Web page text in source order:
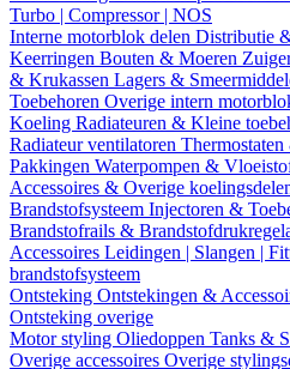
Turbo | Compressor | NOS
Interne motorblok delen Distributie
Keerringen Bouten & Moeren
& Krukassen Lagers &
Toebehoren Overige intern
Koeling Radiateuren & Kleine
Radiateur ventilatoren
Pakkingen Waterpompen &
Accessoires & Overige
Brandstofsysteem Injectoren &
Brandstofrails &
Accessoires Leidingen | Slangen |
brandstofsysteem
Ontsteking Ontstekingen &
Ontsteking overige
Motor styling Oliedoppen Tanks &
Overige accessoires Overige